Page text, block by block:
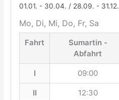
01.01. - 30.04. / 28.09. - 31.12.
Mo, Di, Mi, Do, Fr, Sa
Fahrt
Sumartin -
Abfahrt
I 09:00
II 12:30